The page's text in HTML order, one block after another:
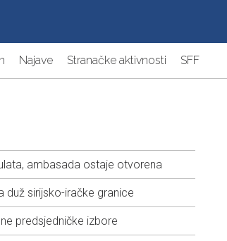
Najave Stranačke aktivnosti SFF
ambasada ostaje otvorena
duž sirijsko-iračke granice
predsjedničke izbore